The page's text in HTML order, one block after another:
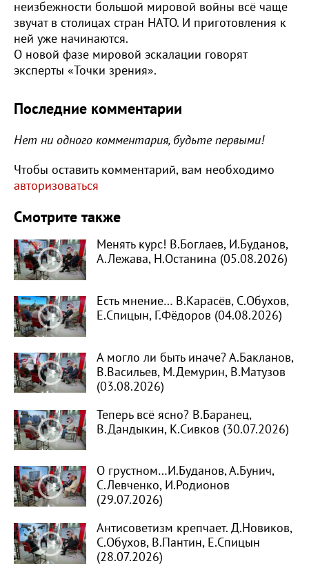
неизбежности большой мировой войны всё чаще
звучат в столицах стран НАТО. И приготовления к
ней уже начинаются.
О новой фазе мировой эскалации говорят
эксперты «Точки зрения».
Последние комментарии
Нет ни одного комментария, будьте первыми!
Чтобы оставить комментарий, вам необходимо
авторизоваться
Смотрите также
Менять курс! В.Боглаев, И.Буданов,
А.Лежава, Н.Останина (05.08.2026)
Есть мнение… В.Карасёв, С.Обухов,
Е.Спицын, Г.Фёдоров (04.08.2026)
А могло ли быть иначе? А.Бакланов,
В.Васильев, М.Демурин, В.Матузов
(03.08.2026)
Теперь всё ясно? В.Баранец,
В.Дандыкин, К.Сивков (30.07.2026)
О грустном…И.Буданов, А.Бунич,
С.Левченко, И.Родионов
(29.07.2026)
Антисоветизм крепчает. Д.Новиков,
С.Обухов, В.Пантин, Е.Спицын
(28.07.2026)